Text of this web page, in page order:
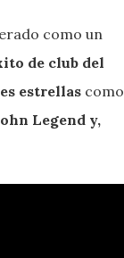
como un
de club del
estrellas como
Legend y,